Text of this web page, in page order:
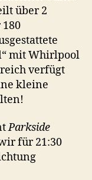
über 2
mit Whirlpool
verfügt
kleine
Parkside
für 21:30